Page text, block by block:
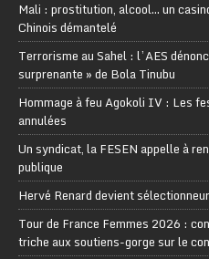
Mali : prostitution, alcool… un
Chinois démantelé
Terrorisme au Sahel : l’AES
surprenante » de Bola Tinubu
Hommage à feu Agokoli IV : Les
annulées
Un syndicat, la FESEN appelle à
publique
Hervé Renard devient
Tour de France Femmes 2026 :
triche aux soutiens-gorge sur le